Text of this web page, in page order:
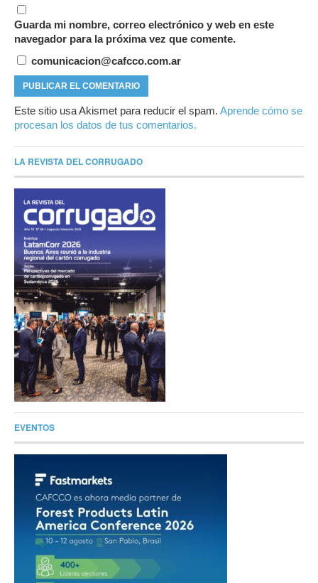
Guarda mi nombre, correo electrónico y web en este
navegador para la próxima vez que comente.
comunicacion@cafcco.com.ar
Este sitio usa Akismet para reducir el spam. Aprende cómo se
procesan los datos de tus comentarios.
LA REVISTA DEL CORRUGADO
EVENTOS